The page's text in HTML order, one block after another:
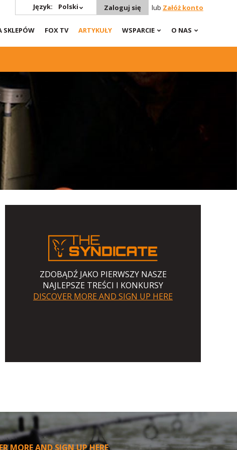
Język: Polski Zaloguj się lub Załóż konto
SKLEPÓW FOX TV ARTYKUŁY WSPARCIE O NAS
ZDOBĄDŹ JAKO PIERWSZY NASZE
NAJLEPSZE TREŚCI I KONKURSY
DISCOVER MORE AND SIGN UP HERE
MORE AND SIGN UP HERE